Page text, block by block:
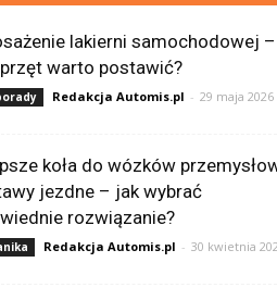
lakierni samochodowej
warto postawić?
Redakcja Automis.pl - 29 maja 2026
koła do wózków
jezdne – jak wybrać
rozwiązanie?
Redakcja Automis.pl - 30 kwietnia